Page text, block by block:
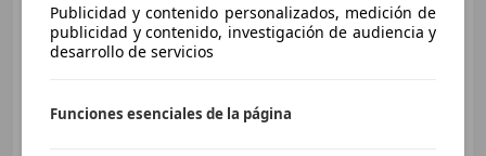
€ 8.400
Publicidad y contenido personalizados, medición de
publicidad y contenido, investigación de audiencia y
desarrollo de servicios
Funciones esenciales de la página